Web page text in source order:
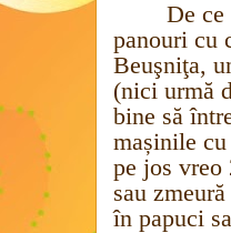
De ce
panouri cu
Beuşniţa,
(nici urmă
bine să
mașinile
pe jos
sau
în papuci